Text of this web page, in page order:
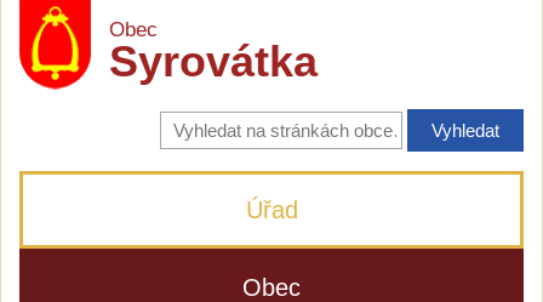
Obec
Syrovátka
Vyhledávání
na
stránkách
Úřad
Obec